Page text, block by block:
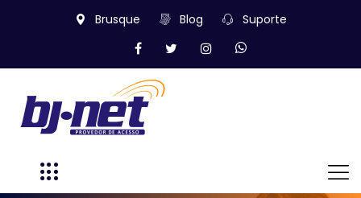
Brusque Blog Suporte